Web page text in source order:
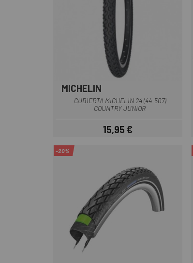
MICHELIN
CUBIERTA MICHELIN 24 (44-507)
COUNTRY JUNIOR
Precio
15,95 €
-20%